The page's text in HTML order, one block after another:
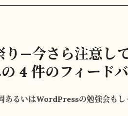
—今さら注意し
4 件のフィード
るいはWordPressの勉強会もし